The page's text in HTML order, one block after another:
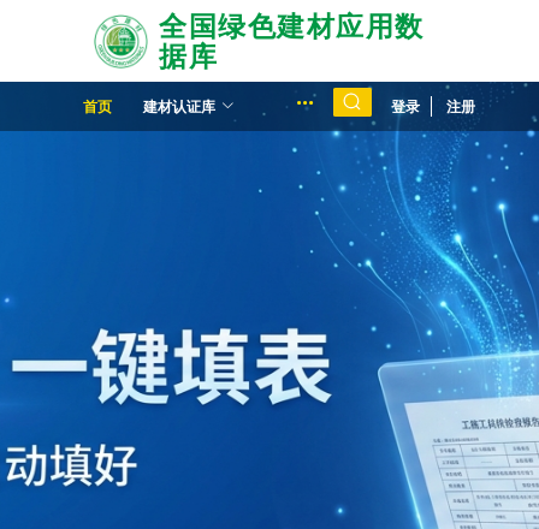
全国绿色建材应用数
据库
首页 建材认证库 ... 登录 注册